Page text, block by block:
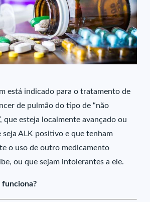
está indicado para o tratamento de
de pulmão do tipo de “não
que esteja localmente avançado ou
seja ALK positivo e que tenham
o uso de outro medicamento
ou que sejam intolerantes a ele.
funciona?